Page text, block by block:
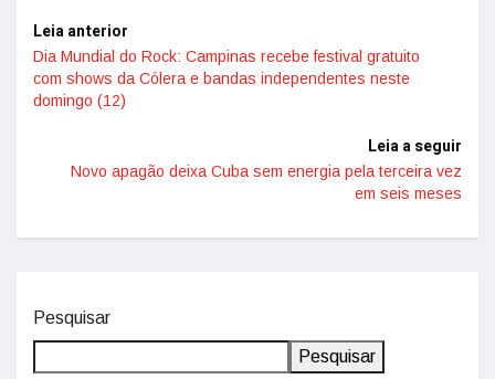
Leia anterior
Dia Mundial do Rock: Campinas recebe festival gratuito
com shows da Cólera e bandas independentes neste
domingo (12)
Leia a seguir
Novo apagão deixa Cuba sem energia pela terceira vez
em seis meses
Pesquisar
Pesquisar